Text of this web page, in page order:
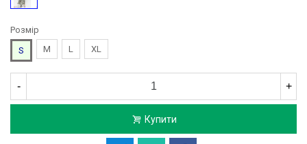
Розмір
S
M L XL
- +
Купити